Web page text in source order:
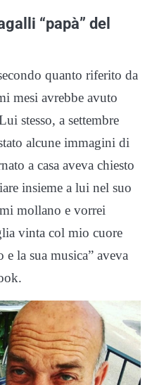
“papà” del
quanto riferito da
mesi avrebbe avuto
stesso, a settembre
alcune immagini di
a casa aveva chiesto
insieme a lui nel suo
mollano e vorrei
vinta col mio cuore
la sua musica” aveva